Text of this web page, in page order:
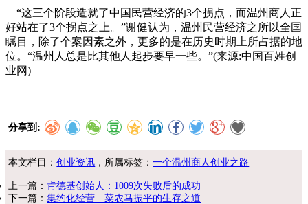
“这三个阶段造就了中国民营经济的3个拐点，而温州商人正
好站在了3个拐点之上。”谢健认为，温州民营经济之所以全国
瞩目，除了个案因素之外，更多的是在历史时期上所占据的地
位。“温州人总是比其他人起步要早一些。”(来源:中国百姓创
业网)
分享到:
本文栏目：创业资讯 ，所属标签：一个温州商人创业之路
上一篇：肯德基创始人：1009次失败后的成功
下一篇：集约化经营 菜农马振平的生存之道